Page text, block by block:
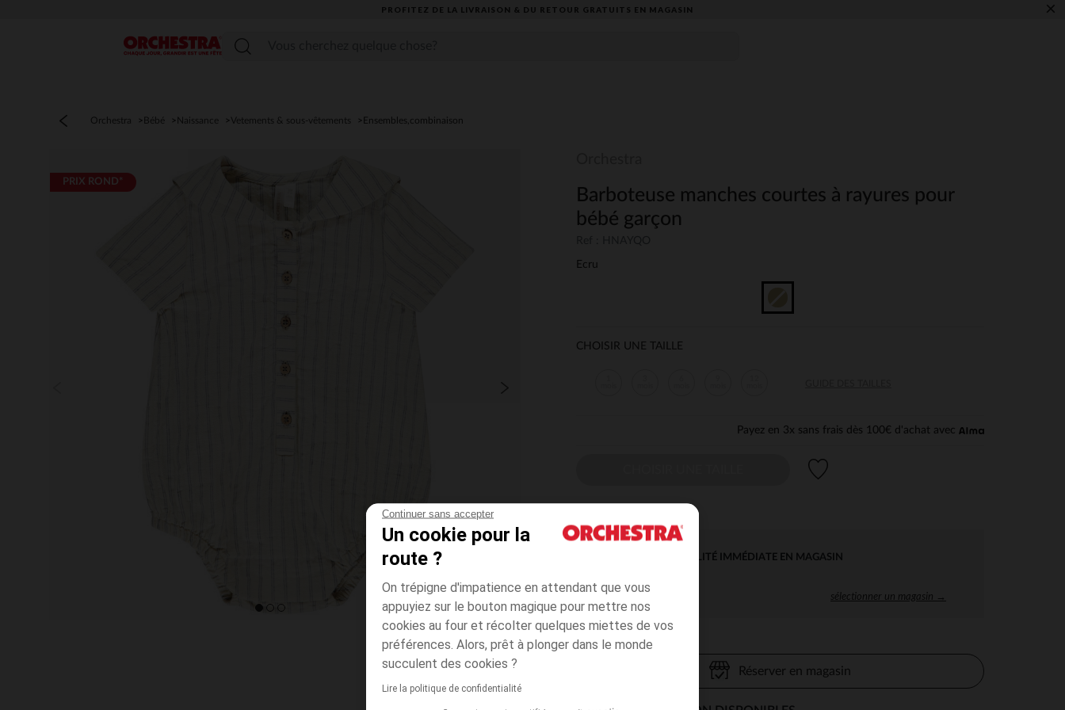
Continuer sans accepter
Un cookie pour la
route ?
On trépigne d'impatience en attendant que vous
appuyiez sur le bouton magique pour mettre nos
cookies au four et récolter quelques miettes de vos
préférences. Alors, prêt à plonger dans le monde
succulent des cookies ?
Lire la politique de confidentialité
PROFITEZ DE LA LIVRAISON & DU RETOUR GRATUITS EN MAGASIN​ ×
Menu
Orchestra Bébé Naissance Vetements & sous-vêtements Ensembles,combinaison
PRIX ROND*
Barboteuse manches courtes à rayures pour
bébé garçon
Ecru
CHOISIR UNE TAILLE
Payez en 3x sans frais dès 100€ d'achat avec
DISPONIBILITÉ IMMÉDIATE EN MAGASIN
sélectionner un magasin →
Réserver en magasin